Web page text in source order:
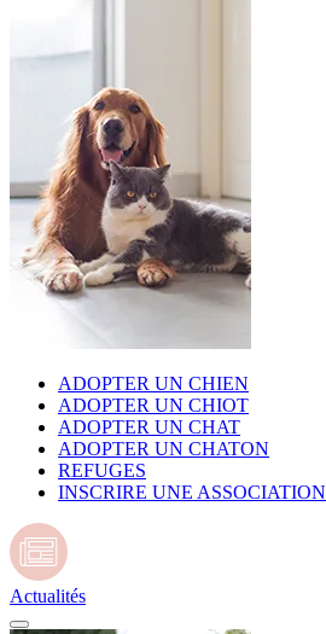
ADOPTER UN CHIEN
ADOPTER UN CHIOT
ADOPTER UN CHAT
ADOPTER UN CHATON
REFUGES
INSCRIRE UNE ASSOCIATION
Actualités